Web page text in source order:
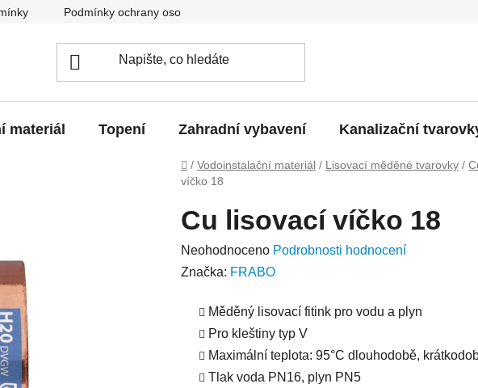
Podmínky ochrany osobních údajů
materiál Topení Zahradní vybavení Kanalizační
Domů
/ Vodoinstalační materiál / Lisovací měděné tvarovky /
víčko 18
Cu lisovací víčko 18
Průměrné
hodnocení
Neohodnoceno Podrobnosti hodnocení
Značka: FRABO
Měděný lisovací fitink pro vodu a plyn
Pro kleštiny typ V
Maximální teplota: 95°C dlouhodobě,
Tlak voda PN16, plyn PN5